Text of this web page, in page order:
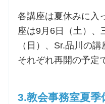
交通・アクセス
ご利用にあたって
交通・アクセス
各講座は夏休みに入
座は9月6日（土）、
（日）、Sr.品川の
それぞれ再開の予定
3.教会事務室夏